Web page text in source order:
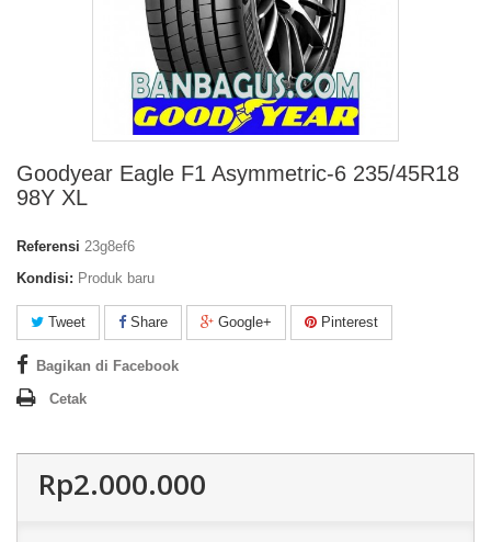
Goodyear Eagle F1 Asymmetric-6 235/45R18
98Y XL
Referensi 23g8ef6
Kondisi: Produk baru
Tweet Share Google+ Pinterest
Bagikan di Facebook
Cetak
Rp2.000.000